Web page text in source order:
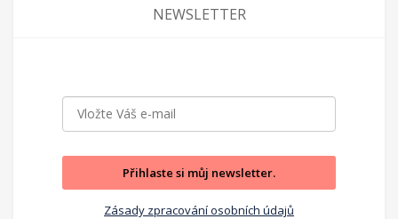
NEWSLETTER
Přihlaste si můj newsletter.
Zásady zpracování osobních údajů